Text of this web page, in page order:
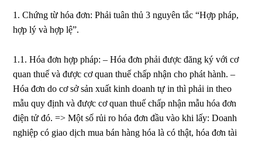
1. Chứng từ hóa đơn: Phải tuân thủ 3 nguyên tắc “Hợp pháp,
hợp lý và hợp lệ”.
1.1. Hóa đơn hợp pháp: – Hóa đơn phải được đăng ký với cơ
quan thuế và được cơ quan thuế chấp nhận cho phát hành. –
Hóa đơn do cơ sở sản xuất kinh doanh tự in thì phải in theo
mẫu quy định và được cơ quan thuế chấp nhận mẫu hóa đơn
điện tử đó. => Một số rủi ro hóa đơn đầu vào khi lấy: Doanh
nghiệp có giao dịch mua bán hàng hóa là có thật, hóa đơn tài